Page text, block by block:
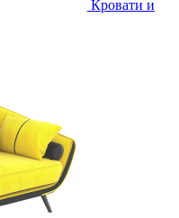
Кровати и